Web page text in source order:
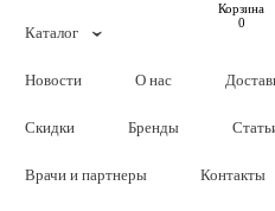
Корзина
0
Каталог
Новости О нас
Скидки Бренды
Врачи и партнеры Контакты